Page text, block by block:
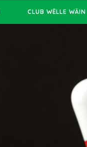
CLUB WËLLE WÄIN